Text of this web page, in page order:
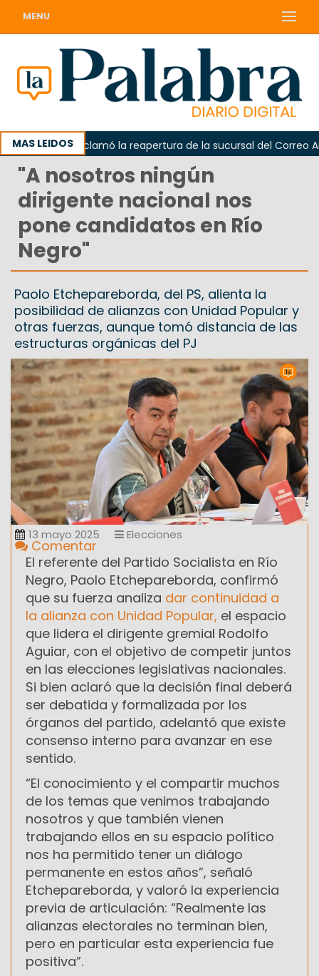
MENU
MAS LEIDOS
Odarda reclamó la reapertura de la sucursal del Correo
"A nosotros ningún
dirigente nacional nos
pone candidatos en Río
Negro"
Paolo Etchepareborda, del PS, alienta la
posibilidad de alianzas con Unidad Popular y
otras fuerzas, aunque tomó distancia de las
estructuras orgánicas del PJ
13 mayo 2025 Elecciones
Comentar
El referente del Partido Socialista en Río
Negro, Paolo Etchepareborda, confirmó
que su fuerza analiza dar continuidad a
la alianza con Unidad Popular, el espacio
que lidera el dirigente gremial Rodolfo
Aguiar, con el objetivo de competir juntos
en las elecciones legislativas nacionales.
Si bien aclaró que la decisión final deberá
ser debatida y formalizada por los
órganos del partido, adelantó que existe
consenso interno para avanzar en ese
sentido.
“El conocimiento y el compartir muchos
de los temas que venimos trabajando
nosotros y que también vienen
trabajando ellos en su espacio político
nos ha permitido tener un diálogo
permanente en estos años”, señaló
Etchepareborda, y valoró la experiencia
previa de articulación: “Realmente las
alianzas electorales no terminan bien,
pero en particular esta experiencia fue
positiva”.